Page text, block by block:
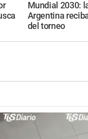
Mundial 2030:
Argentina
del torneo